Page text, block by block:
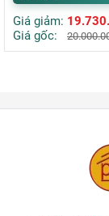
Giá giảm:
Giá gốc: